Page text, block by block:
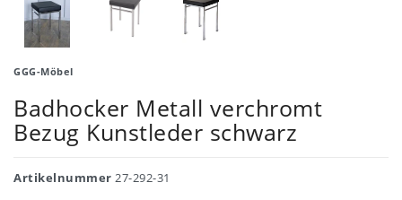
GGG-Möbel
Badhocker Metall verchromt
Bezug Kunstleder schwarz
Artikelnummer 27-292-31